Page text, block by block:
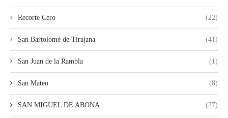
Recorte Cero (22)
San Bartolomé de Tirajana (41)
San Juan de la Rambla (1)
San Mateo (8)
SAN MIGUEL DE ABONA (27)